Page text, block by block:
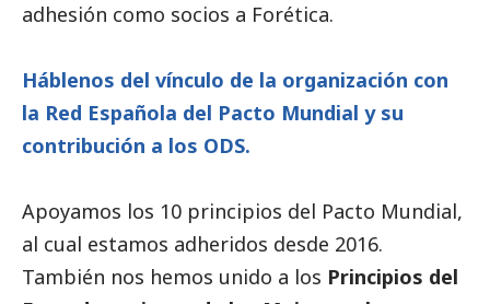
adhesión como socios a Forética.
Háblenos del vínculo de la organización con
la Red Española del Pacto Mundial y su
contribución a los ODS.
Apoyamos los 10 principios del Pacto Mundial,
al cual estamos adheridos desde 2016.
También nos hemos unido a los Principios del